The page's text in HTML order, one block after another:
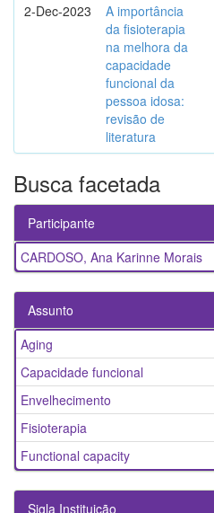
2-Dec-2023
A importância
da fisioterapia
na melhora da
capacidade
funcional da
pessoa idosa:
revisão de
literatura
Busca facetada
Participante
CARDOSO, Ana Karinne Morais
Assunto
Aging
Capacidade funcional
Envelhecimento
Fisioterapia
Functional capacity
Sigla Instituição